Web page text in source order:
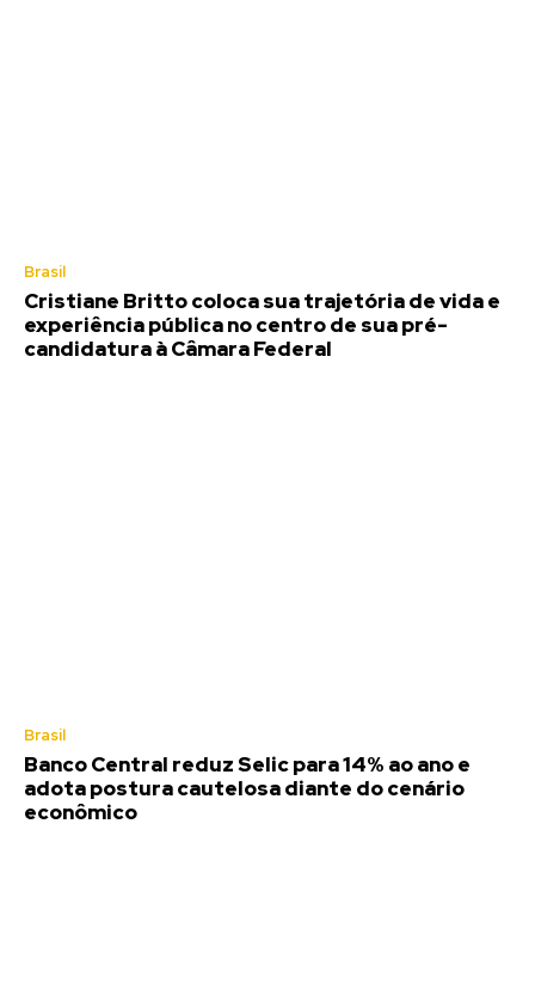
Brasil
Cristiane Britto coloca sua trajetória de vida e
experiência pública no centro de sua pré-
candidatura à Câmara Federal
Brasil
Banco Central reduz Selic para 14% ao ano e
adota postura cautelosa diante do cenário
econômico